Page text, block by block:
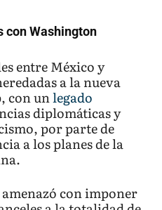
con Washington
entre México y
a la nueva
con unlegado
diplomáticas y
por parte de
a los planes de la
con imponer